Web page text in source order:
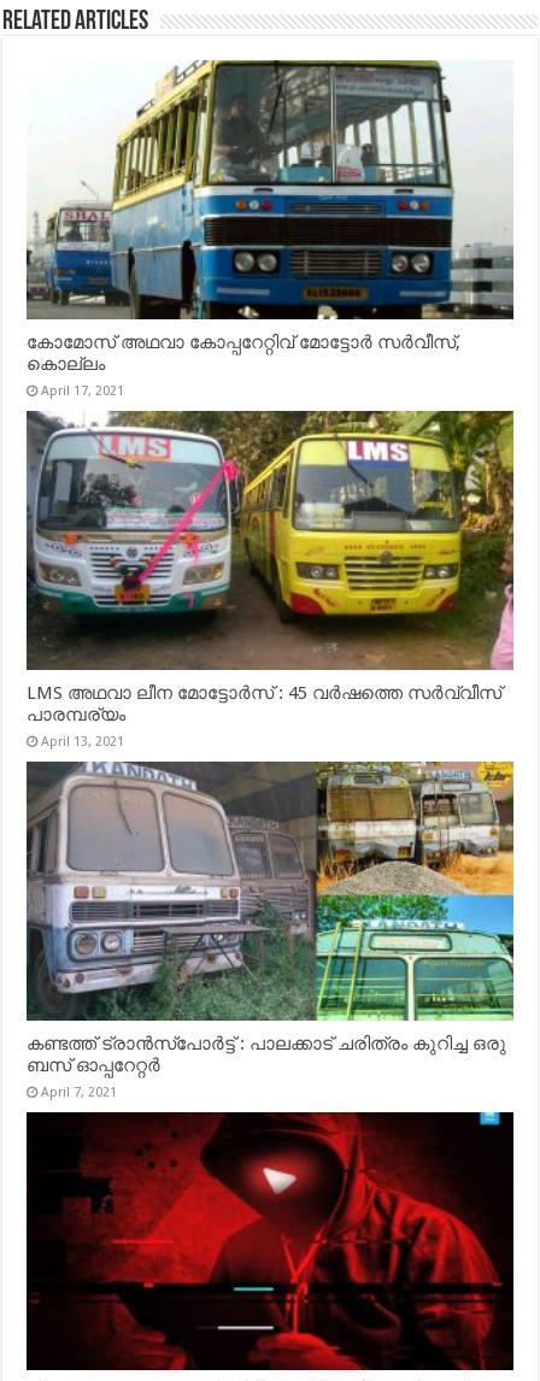
Related Articles
കോമോസ് അഥവാ കോപ്പറേറ്റിവ് മോട്ടോര്‍ സര്‍വീസ്,
കൊല്ലം
April 17, 2021
LMS അഥവാ ലീന മോട്ടോർസ് : 45 വർഷത്തെ സർവ്വീസ്
പാരമ്പര്യം
April 13, 2021
കണ്ടത്ത് ട്രാൻസ്‌പോർട്ട് : പാലക്കാട് ചരിത്രം കുറിച്ച ഒരു
ബസ് ഓപ്പറേറ്റർ
April 7, 2021